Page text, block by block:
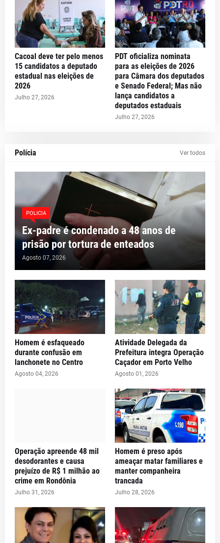
Cacoal deve ter pelo menos
15 candidatos a deputado
estadual nas eleições de
2026
Julho 27, 2026
PDT oficializa nominata
para as eleições de 2026
para Câmara dos deputados
e Senado Federal; Mas não
lança candidatos a
deputados estaduais
Julho 27, 2026
Polícia Ver todos
POLICIA
Ex-padre é condenado a 48 anos de
prisão por tortura de enteados
Agosto 07, 2026
Homem é esfaqueado
durante confusão em
lanchonete no Centro
Agosto 04, 2026
Atividade Delegada da
Prefeitura integra Operação
Caçador em Porto Velho
Agosto 01, 2026
Operação apreende 48 mil
desodorantes e causa
prejuízo de R$ 1 milhão ao
crime em Rondônia
Julho 31, 2026
Homem é preso após
ameaçar matar familiares e
manter companheira
trancada
Julho 28, 2026